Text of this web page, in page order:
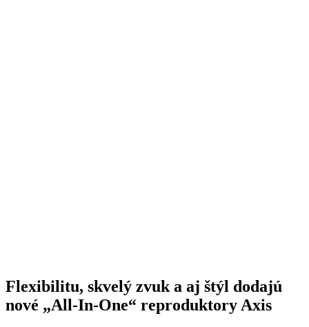
Flexibilitu, skvelý zvuk a aj štýl dodajú
nové „All-In-One“ reproduktory Axis